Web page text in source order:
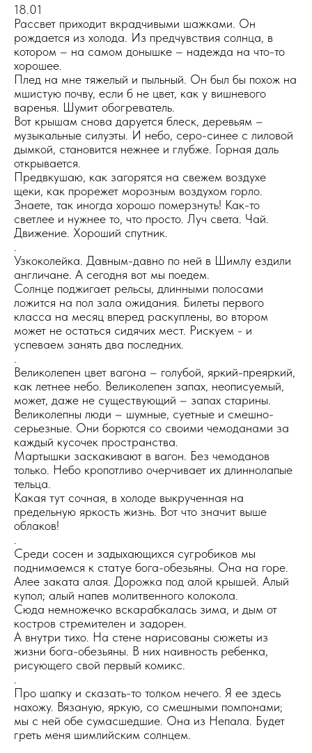
18.01
Рассвет приходит вкрадчивыми шажками. Он
рождается из холода. Из предчувствия солнца, в
котором – на самом донышке – надежда на что-то
хорошее.
Плед на мне тяжелый и пыльный. Он был бы похож на
мшистую почву, если б не цвет, как у вишневого
варенья. Шумит обогреватель.
Вот крышам снова даруется блеск, деревьям –
музыкальные силуэты. И небо, серо-синее с лиловой
дымкой, становится нежнее и глубже. Горная даль
открывается.
Предвкушаю, как загорятся на свежем воздухе
щеки, как прорежет морозным воздухом горло.
Знаете, так иногда хорошо померзнуть! Как-то
светлее и нужнее то, что просто. Луч света. Чай.
Движение. Хороший спутник.
Узкоколейка. Давным-давно по ней в Шимлу ездили
англичане. А сегодня вот мы поедем.
Солнце поджигает рельсы, длинными полосами
ложится на пол зала ожидания. Билеты первого
класса на месяц вперед раскуплены, во втором
может не остаться сидячих мест. Рискуем - и
успеваем занять два последних.
Великолепен цвет вагона – голубой, яркий-преяркий,
как летнее небо. Великолепен запах, неописуемый,
может, даже не существующий – запах старины.
Великолепны люди – шумные, суетные и смешно-
серьезные. Они борются со своими чемоданами за
каждый кусочек пространства.
Мартышки заскакивают в вагон. Без чемоданов
только. Небо кропотливо очерчивает их длиннолапые
тельца.
Какая тут сочная, в холоде выкрученная на
предельную яркость жизнь. Вот что значит выше
облаков!
Среди сосен и задыхающихся сугробиков мы
поднимаемся к статуе бога-обезьяны. Она на горе.
Алее заката алая. Дорожка под алой крышей. Алый
купол; алый напев молитвенного колокола.
Сюда немножечко вскарабкалась зима, и дым от
костров стремителен и задорен.
А внутри тихо. На стене нарисованы сюжеты из
жизни бога-обезьяны. В них наивность ребенка,
рисующего свой первый комикс.
Про шапку и сказать-то толком нечего. Я ее здесь
нахожу. Вязаную, яркую, со смешными помпонами;
мы с ней обе сумасшедшие. Она из Непала. Будет
греть меня шимлийским солнцем.